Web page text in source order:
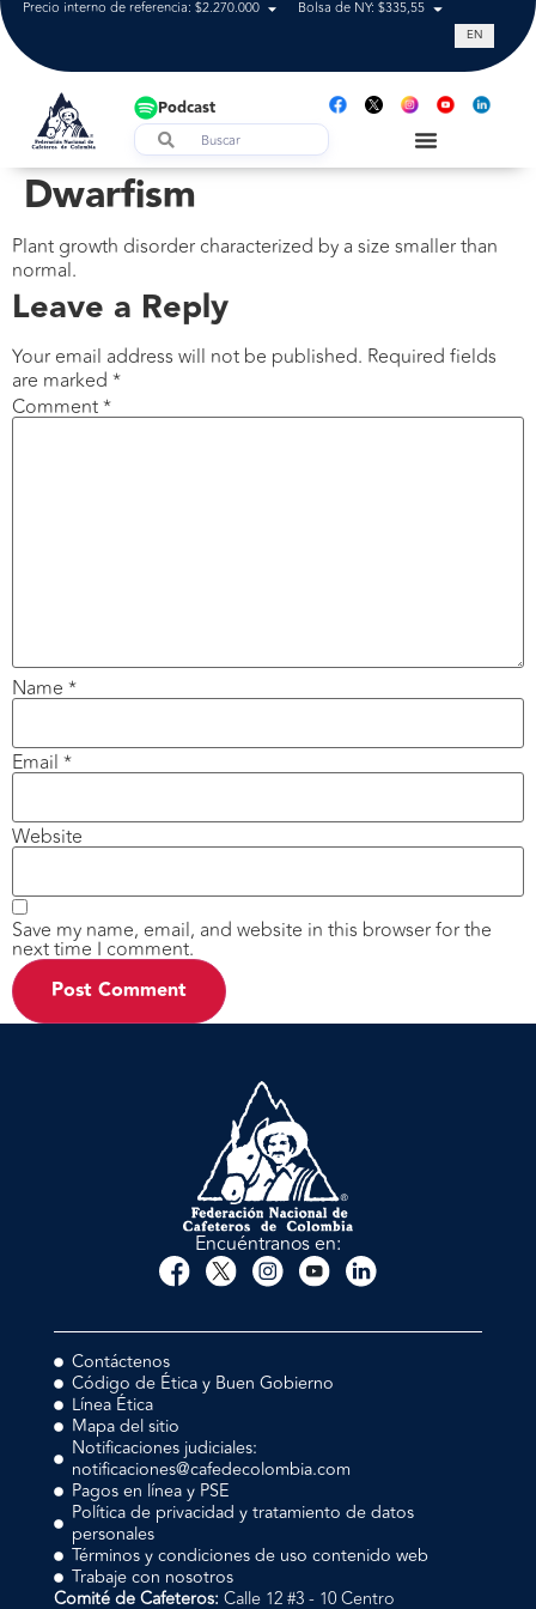
Precio interno de referencia: $2.270.000 Bolsa de NY: $335,55 Tasa de
EN
Podcast
Dwarfism
Plant growth disorder characterized by a size smaller than
normal.
Leave a Reply
Your email address will not be published. Required fields
are marked *
Comment*
Name *
Email *
Website
Save my name, email, and website in this browser for the
next time I comment.
Encuéntranos en:
Contáctenos
Código de Ética y Buen Gobierno
Línea Ética
Mapa del sitio
Notificaciones judiciales:
notificaciones@cafedecolombia.com
Pagos en línea y PSE
Política de privacidad y tratamiento de datos
personales
Términos y condiciones de uso contenido web
Trabaje con nosotros
Comité de Cafeteros: Calle 12 #3 - 10 Centro